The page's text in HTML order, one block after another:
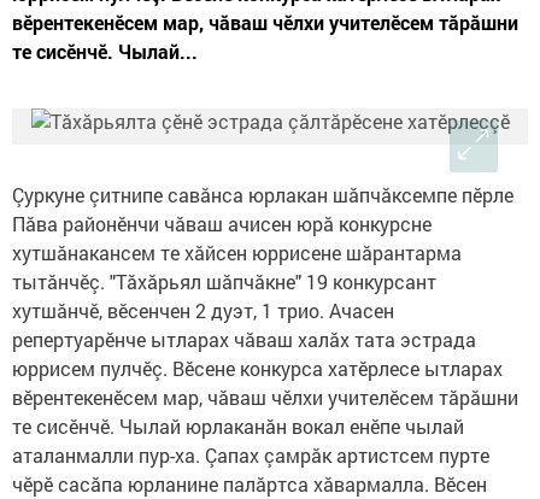
вĕрентекенĕсем мар, чăваш чĕлхи учителĕсем тăрăшни
те сисĕнчĕ. Чылай...
Çуркуне çитнипе савăнса юрлакан шăпчăксемпе пĕрле
Пăва районĕнчи чăваш ачисен юрă конкурсне
хутшăнакансем те хăйсен юррисене шăрантарма
тытăнчĕç. "Тăхăрьял шăпчăкне" 19 конкурсант
хутшăнчĕ, вĕсенчен 2 дуэт, 1 трио. Ачасен
репертуарĕнче ытларах чăваш халăх тата эстрада
юррисем пулчĕç. Вĕсене конкурса хатĕрлесе ытларах
вĕрентекенĕсем мар, чăваш чĕлхи учителĕсем тăрăшни
те сисĕнчĕ. Чылай юрлаканăн вокал енĕпе чылай
аталанмалли пур-ха. Çапах çамрăк артистсем пурте
чĕрĕ сасăпа юрланине палăртса хăвармалла. Вĕсен